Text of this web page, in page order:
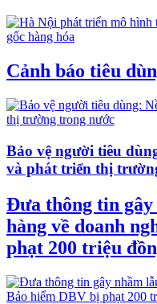
Cảnh báo tiêu
Bảo vệ người tiêu
và phát triển thị
Đưa thông tin gây
hàng về doanh
phạt 200 triệu